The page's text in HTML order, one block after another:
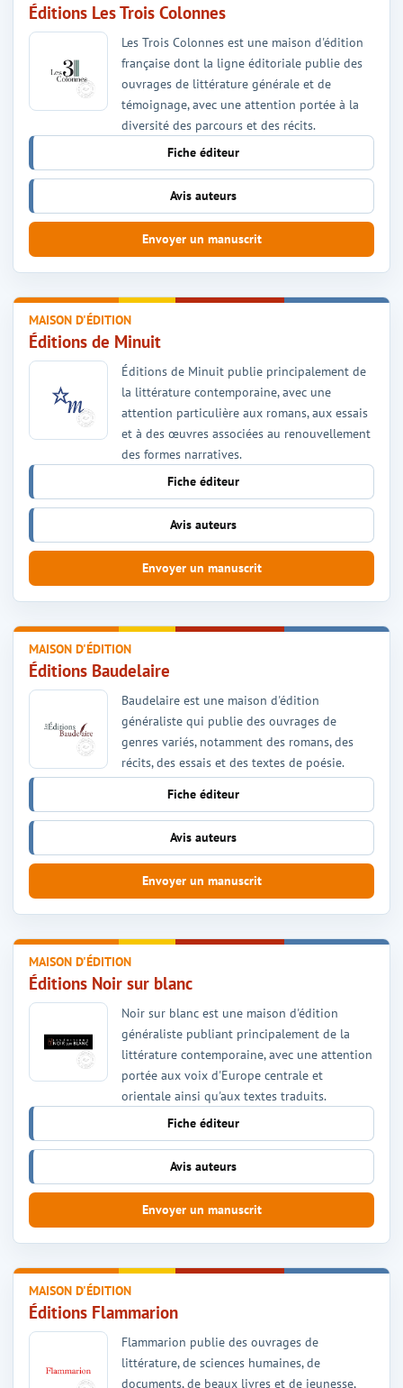
Éditions Les Trois Colonnes
Les Trois Colonnes est une maison d'édition
française dont la ligne éditoriale publie des
ouvrages de littérature générale et de
témoignage, avec une attention portée à la
diversité des parcours et des récits.
Fiche éditeur
Avis auteurs
Envoyer un manuscrit
MAISON D'ÉDITION
Éditions Baudelaire
Baudelaire est une maison d'édition
généraliste qui publie des ouvrages de
genres variés, notamment des romans, des
récits, des essais et des textes de poésie.
Fiche éditeur
Avis auteurs
Envoyer un manuscrit
MAISON D'ÉDITION
Éditions Flammarion
Flammarion publie des ouvrages de
littérature, de sciences humaines, de
documents, de beaux livres et de jeunesse,
MAISON D'ÉDITION
Éditions de Minuit
Éditions de Minuit publie principalement de
la littérature contemporaine, avec une
attention particulière aux romans, aux essais
et à des œuvres associées au renouvellement
des formes narratives.
Fiche éditeur
Avis auteurs
Envoyer un manuscrit
MAISON D'ÉDITION
Éditions Noir sur blanc
Noir sur blanc est une maison d'édition
généraliste publiant principalement de la
littérature contemporaine, avec une attention
portée aux voix d'Europe centrale et
orientale ainsi qu'aux textes traduits.
Fiche éditeur
Avis auteurs
Envoyer un manuscrit